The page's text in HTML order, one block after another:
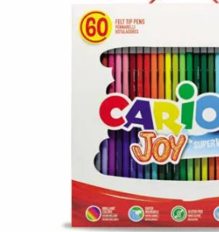
Contacto
¡Imprimir!